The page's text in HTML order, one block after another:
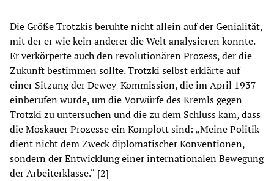
Die Größe Trotzkis beruhte nicht allein auf der Genialität,
mit der er wie kein anderer die Welt analysieren konnte.
Er verkörperte auch den revolutionären Prozess, der die
Zukunft bestimmen sollte. Trotzki selbst erklärte auf
einer Sitzung der Dewey-Kommission, die im April 1937
einberufen wurde, um die Vorwürfe des Kremls gegen
Trotzki zu untersuchen und die zu dem Schluss kam, dass
die Moskauer Prozesse ein Komplott sind: „Meine Politik
dient nicht dem Zweck diplomatischer Konventionen,
sondern der Entwicklung einer internationalen Bewegung
der Arbeiterklasse.“ [2]